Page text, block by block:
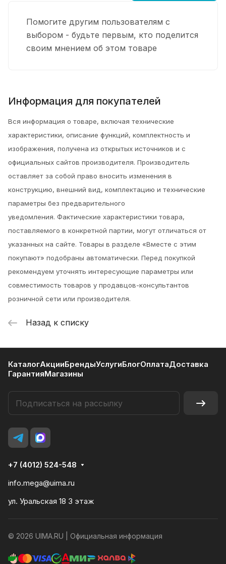
Помогите другим пользователям с
выбором - будьте первым, кто поделится
своим мнением об этом товаре
Информация для покупателей
Вся информация о товаре, включая технические
характеристики, описание функций, комплектность и
изображения, получена из открытых источников и с
официальных сайтов производителя. Производитель
оставляет за собой право вносить изменения в
конструкцию, внешний вид, комплектацию и технические
параметры без предварительного
уведомления. Фактические характеристики товара,
поставляемого в конкретной партии, могут отличаться от
указанных на сайте. Товары в разделе «Вместе с этим
покупают» подобраны автоматически. Перед покупкой
рекомендуем уточнять интересующие параметры или
совместимость товаров у продавцов-консультантов
розничной сети или производителя.
Назад к списку
КаталогАкцииБрендыУслугиБлогОплатаДоставка
ГарантияМагазины
+7 (4012) 524-548
info.mega@uima.ru
ул. Уральская 18 3 этаж
© 2026 UIMA.RU | Официальная информация